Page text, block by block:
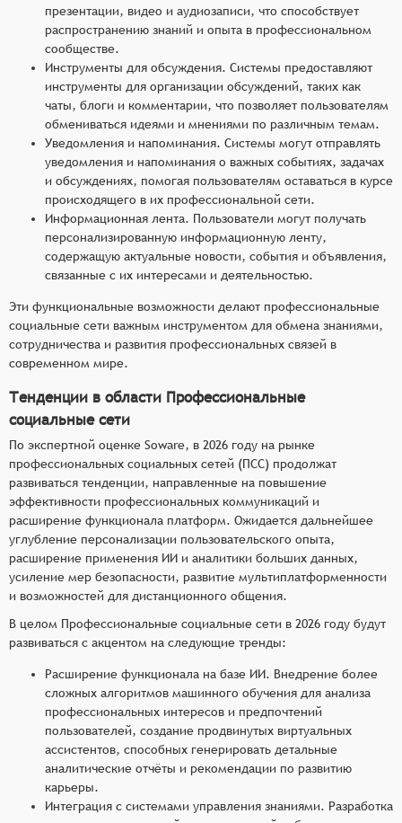
презентации, видео и аудиозаписи, что способствует
распространению знаний и опыта в профессиональном
сообществе.
Инструменты для обсуждения. Системы предоставляют
инструменты для организации обсуждений, таких как
чаты, блоги и комментарии, что позволяет пользователям
обмениваться идеями и мнениями по различным темам.
Уведомления и напоминания. Системы могут отправлять
уведомления и напоминания о важных событиях, задачах
и обсуждениях, помогая пользователям оставаться в курсе
происходящего в их профессиональной сети.
Информационная лента. Пользователи могут получать
персонализированную информационную ленту,
содержащую актуальные новости, события и объявления,
связанные с их интересами и деятельностью.
Эти функциональные возможности делают профессиональные
социальные сети важным инструментом для обмена знаниями,
сотрудничества и развития профессиональных связей в
современном мире.
Тенденции в области Профессиональные
социальные сети
По экспертной оценке Soware, в 2026 году на рынке
профессиональных социальных сетей (ПСС) продолжат
развиваться тенденции, направленные на повышение
эффективности профессиональных коммуникаций и
расширение функционала платформ. Ожидается дальнейшее
углубление персонализации пользовательского опыта,
расширение применения ИИ и аналитики больших данных,
усиление мер безопасности, развитие мультиплатформенности
и возможностей для дистанционного общения.
В целом Профессиональные социальные сети в 2026 году будут
развиваться с акцентом на следующие тренды:
Расширение функционала на базе ИИ. Внедрение более
сложных алгоритмов машинного обучения для анализа
профессиональных интересов и предпочтений
пользователей, создание продвинутых виртуальных
ассистентов, способных генерировать детальные
аналитические отчёты и рекомендации по развитию
карьеры.
Интеграция с системами управления знаниями. Разработка